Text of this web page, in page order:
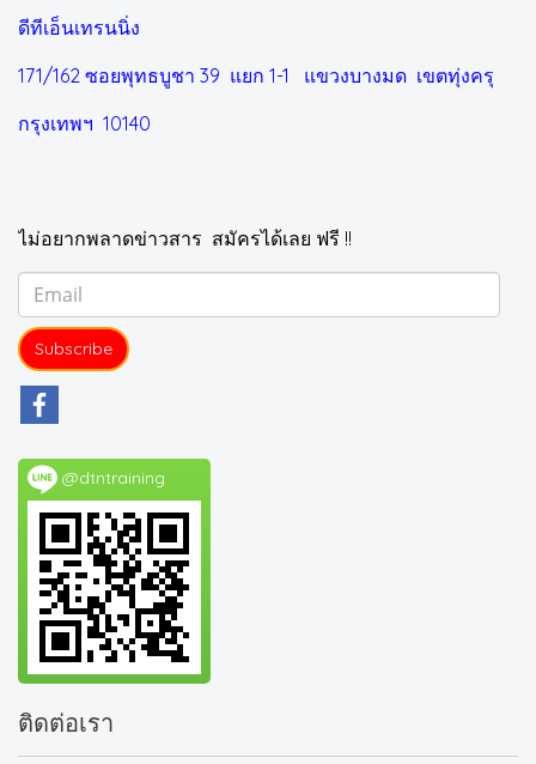
ดีทีเอ็นเทรนนิ่ง
171/162 ซอยพุทธบูชา 39 แยก 1-1 แขวงบางมด เขตทุ่งครุ
กรุงเทพฯ 10140
ไม่อยากพลาดข่าวสาร สมัครได้เลย ฟรี !!
Subscribe
@dtntraining
ติดต่อเรา